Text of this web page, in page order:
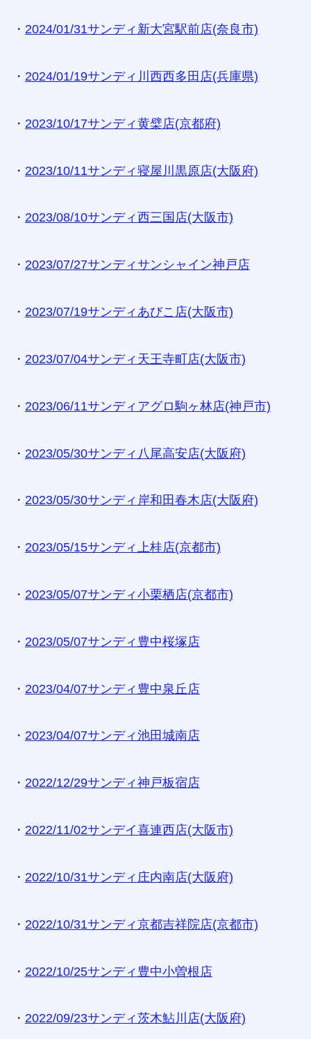
・ 2024/01/31サンディ新大宮駅前店(奈良市)
・ 2024/01/19サンディ川西西多田店(兵庫県)
・ 2023/10/17サンディ黄檗店(京都府)
・ 2023/10/11サンディ寝屋川黒原店(大阪府)
・ 2023/08/10サンディ西三国店(大阪市)
・ 2023/07/27サンディサンシャイン神戸店
・ 2023/07/19サンディあびこ店(大阪市)
・ 2023/07/04サンディ天王寺町店(大阪市)
・ 2023/06/11サンディアグロ駒ヶ林店(神戸市)
・ 2023/05/30サンディ八尾高安店(大阪府)
・ 2023/05/30サンディ岸和田春木店(大阪府)
・ 2023/05/15サンディ上桂店(京都市)
・ 2023/05/07サンディ小栗栖店(京都市)
・ 2023/05/07サンディ豊中桜塚店
・ 2023/04/07サンディ豊中泉丘店
・ 2023/04/07サンディ池田城南店
・ 2022/12/29サンディ神戸板宿店
・ 2022/11/02サンデイ喜連西店(大阪市)
・ 2022/10/31サンディ庄内南店(大阪府)
・ 2022/10/31サンディ京都吉祥院店(京都市)
・ 2022/10/25サンディ豊中小曽根店
・ 2022/09/23サンディ茨木鮎川店(大阪府)